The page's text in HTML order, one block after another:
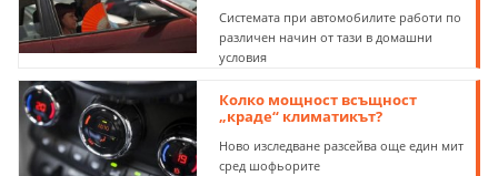
Системата при автомобилите работи по
различен начин от тази в домашни
условия
Колко мощност всъщност
„краде“ климатикът?
Ново изследване разсейва още един мит
сред шофьорите